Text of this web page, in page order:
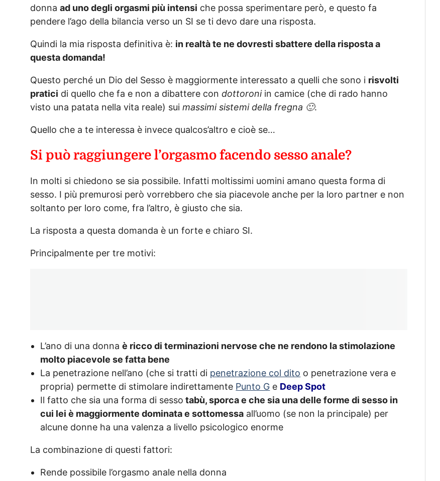
donnaad uno degli orgasmi più intensi che possa sperimentare però, e questo fa
pendere l’ago della bilancia verso un SI se ti devo dare una risposta.
Quindi la mia risposta definitiva è: in realtà te ne dovresti sbattere della risposta a
questa domanda!
Questo perché un Dio del Sesso è maggiormente interessato a quelli che sono i risvolti
pratici di quello che fa e non a dibattere condottoroniin camice (che di rado hanno
visto una patata nella vita reale) suimassimi sistemi della fregna 🙂.
Quello che a te interessa è invece qualcos’altro e cioè se…
Si può raggiungere l’orgasmo facendo sesso anale?
In molti si chiedono se sia possibile. Infatti moltissimi uomini amano questa forma di
sesso. I più premurosi però vorrebbero che sia piacevole anche per la loro partner e non
soltanto per loro come, fra l’altro, è giusto che sia.
La risposta a questa domanda è un forte e chiaro SI.
Principalmente per tre motivi:
L’ano di una donnaè ricco di terminazioni nervose che ne rendono la stimolazione
molto piacevole se fatta bene
La penetrazione nell’ano (che si tratti di penetrazione col dito o penetrazione vera e
propria) permette di stimolare indirettamente Punto G e Deep Spot
Il fatto che sia una forma di sesso tabù, sporca e che sia una delle forme di sesso in
cui lei è maggiormente dominata e sottomessa all’uomo (se non la principale) per
alcune donne ha una valenza a livello psicologico enorme
La combinazione di questi fattori:
Rende possibile l’orgasmo anale nella donna